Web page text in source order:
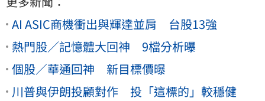
AI ASIC商機衝出與輝達並肩 台股13強
熱門股／記憶體大回神 9檔分析曝
個股／華通回神 新目標價曝
川普與伊朗投顧對作 投「這標的」較穩健